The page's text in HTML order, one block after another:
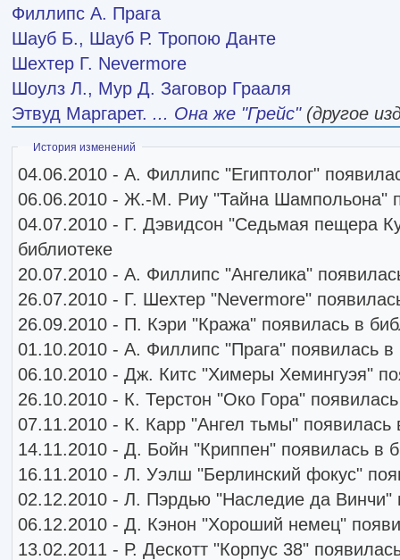
Филлипс А. Прага
Шауб Б., Шауб Р. Тропою Данте
Шехтер Г. Nevermore
Шоулз Л., Мур Д. Заговор Грааля
Этвуд Маргарет. ... Она же "Грейс"(другое
Скрыть
История изменений
04.06.2010 - А. Филлипс "Египтолог"
06.06.2010 - Ж.-М. Риу "Тайна Шампольона"
04.07.2010 - Г. Дэвидсон "Седьмая пещера
библиотеке
20.07.2010 - А. Филлипс "Ангелика"
26.07.2010 - Г. Шехтер "Nevermore"
26.09.2010 - П. Кэри "Кража" появилась в
01.10.2010 - А. Филлипс "Прага" появилась в
06.10.2010 - Дж. Китс "Химеры Хемингуэя"
26.10.2010 - К. Терстон "Око Гора"
07.11.2010 - К. Карр "Ангел тьмы" появилась
14.11.2010 - Д. Бойн "Криппен" появилась в
16.11.2010 - Л. Уэлш "Берлинский фокус"
02.12.2010 - Л. Пэрдью "Наследие да Винчи"
06.12.2010 - Д. Кэнон "Хороший немец"
13.02.2011 - Р. Дескотт "Корпус 38"